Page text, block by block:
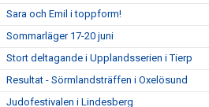
Sara och Emil i toppform!
Sommarläger 17-20 juni
Stort deltagande i Upplandsserien i Tierp
Resultat - Sörmlandsträffen i Oxelösund
Judofestivalen i Lindesberg